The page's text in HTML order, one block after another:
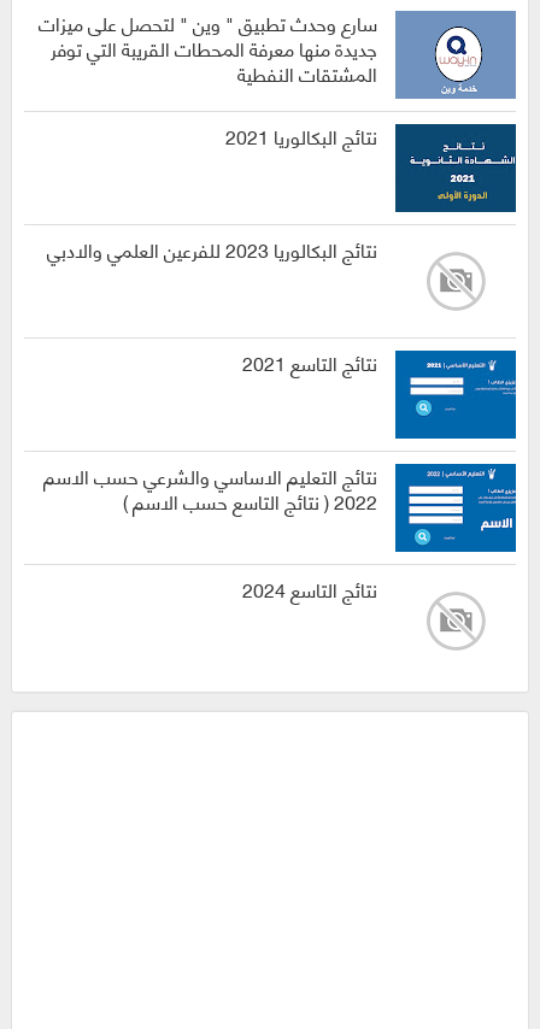
سارع وحدث تطبيق " وين " لتحصل على ميزات
جديدة منها معرفة المحطات القريبة التي توفر
المشتقات النفطية
نتائج البكالوريا 2021
نتائج البكالوريا 2023 للفرعين العلمي والادبي
نتائج التاسع 2021
نتائج التعليم الاساسي والشرعي حسب الاسم
2022 ( نتائج التاسع حسب الاسم )
نتائج التاسع 2024